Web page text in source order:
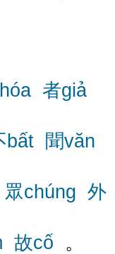
者giả
bất
聞văn
眾chúng 外
故cố 。